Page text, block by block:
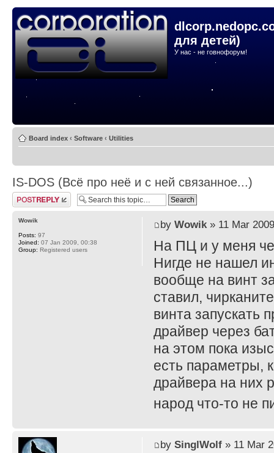
для детей)
У нас - не говнофорум!
Board index ‹ Software ‹ Utilities
IS-DOS (Всё про неё и с ней связанное...)
Post a reply
by Wowik» 11 Mar
На ПЦ и у меня
Нигде не нашел
вообще на винт
ставил,
винта запускать
драйвер через
на этом пока
есть параметры,
драйвера на них
народ что-то не
Wowik
Posts: 97
Joined: 07 Jan 2009, 00:38
Group: Registered users
by SinglWolf» 11 Mar